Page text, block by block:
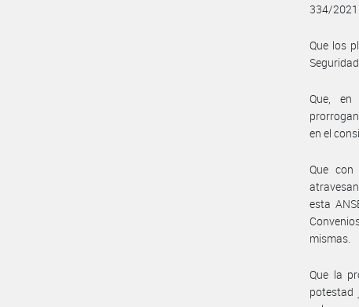
334/2021
Que los
Que, en
en el
Que
esta
mismas.
Que la
potestad